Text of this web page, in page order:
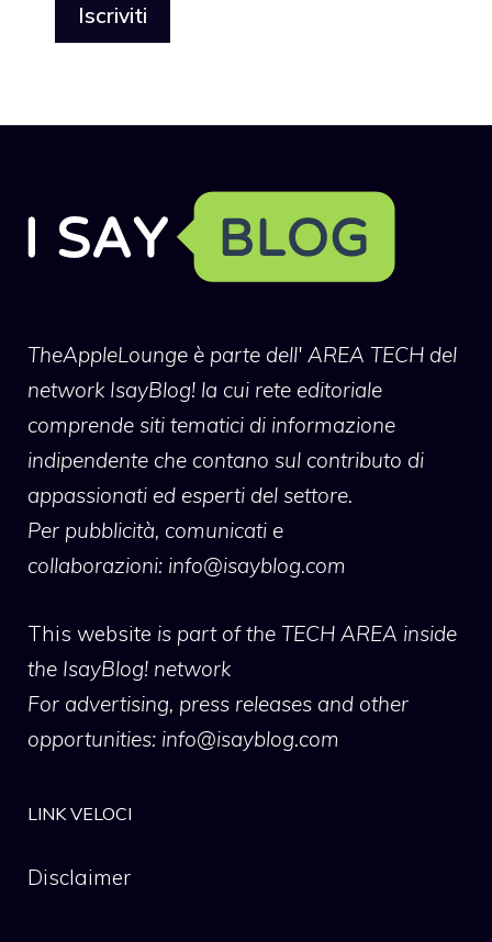
TheAppleLounge è parte dell' AREA TECH del
network IsayBlog! la cui rete editoriale
comprende siti tematici di informazione
indipendente che contano sul contributo di
appassionati ed esperti del settore.
Per pubblicità, comunicati e
collaborazioni: info@isayblog.com
This website is part of the TECH AREA inside
the IsayBlog! network
For advertising, press releases and other
opportunities: info@isayblog.com
LINK VELOCI
Disclaimer